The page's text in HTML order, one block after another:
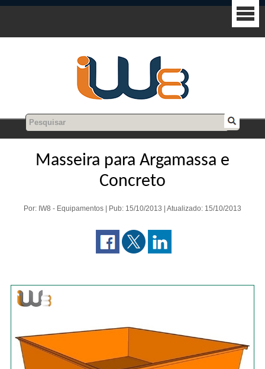
Masseira para Argamassa e
Concreto
Por: IW8 - Equipamentos | Pub: 15/10/2013 | Atualizado: 15/10/2013